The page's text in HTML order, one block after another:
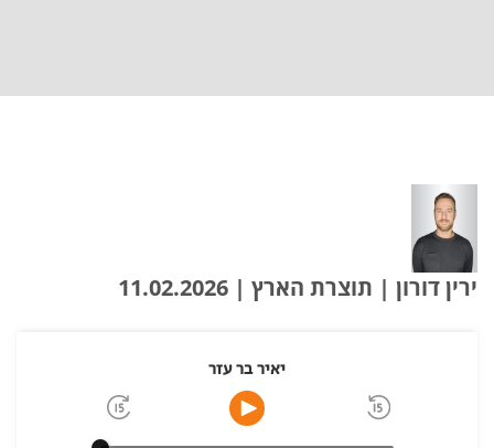
ירין דורון | תוצרת הארץ | 11.02.2026
יאיר בר עזר